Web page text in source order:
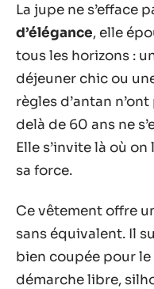
La jupe ne s’efface
d’élégance, elle
tous les horizons :
déjeuner chic ou
règles d’antan
delà de 60 ans ne
Elle s’invite là où
sa force.
Ce vêtement offre
sans équivalent. Il
bien coupée pour
démarche libre,